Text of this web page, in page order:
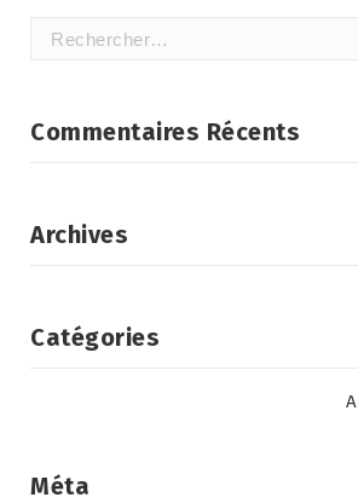
Rechercher :
Commentaires Récents
Archives
Catégories
Méta